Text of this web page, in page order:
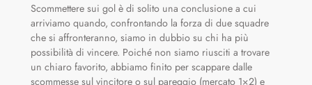
Scommettere sui gol è di solito una conclusione a cui
arriviamo quando, confrontando la forza di due squadre
che si affronteranno, siamo in dubbio su chi ha più
possibilità di vincere. Poiché non siamo riusciti a trovare
un chiaro favorito, abbiamo finito per scappare dalle
scommesse sul vincitore o sul pareggio (mercato 1×2) e